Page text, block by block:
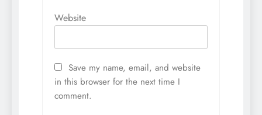
Website
Save my name, email, and website
in this browser for the next time I
comment.